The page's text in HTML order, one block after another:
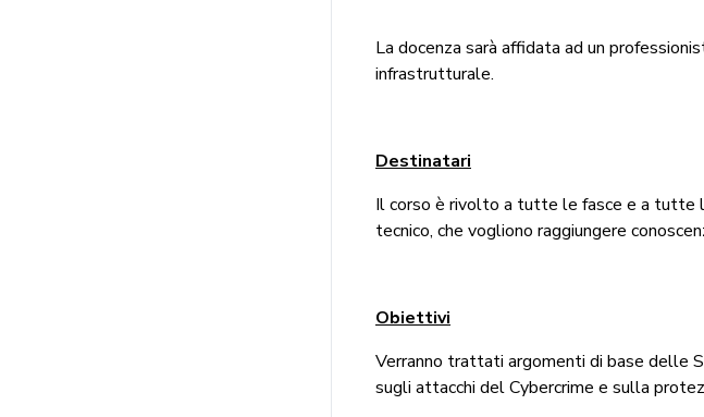
La docenza sarà affidata ad un
infrastrutturale.
Destinatari
Il corso è rivolto a tutte le fasce e a tutte
tecnico, che vogliono raggiungere
Obiettivi
Verranno trattati argomenti di base delle
sugli attacchi del Cybercrime e sulla